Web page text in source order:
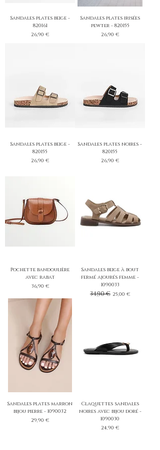
Sandales plates beige -
820161
Prix
26,90 €
Sandales plates irisées
pewter - 820155
Prix
26,90 €
Sandales plates beige -
820155
Prix
26,90 €
Sandales plates noires -
820155
Prix
26,90 €
Pochette bandoulière
avec rabat
Prix
36,90 €
Sandales beige à bout
fermé ajourés femme -
1090033
Prix original
34,90 € Prix promotionnel
25,00 €
Sandales plates marron
bijou pierre - 1090032
Prix
29,90 €
Claquettes sandales
noires avec bijou doré -
1090030
Prix
24,90 €